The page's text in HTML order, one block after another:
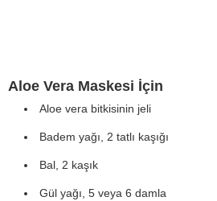
Aloe Vera Maskesi İçin
Aloe vera bitkisinin jeli
Badem yağı, 2 tatlı kaşığı
Bal, 2 kaşık
Gül yağı, 5 veya 6 damla